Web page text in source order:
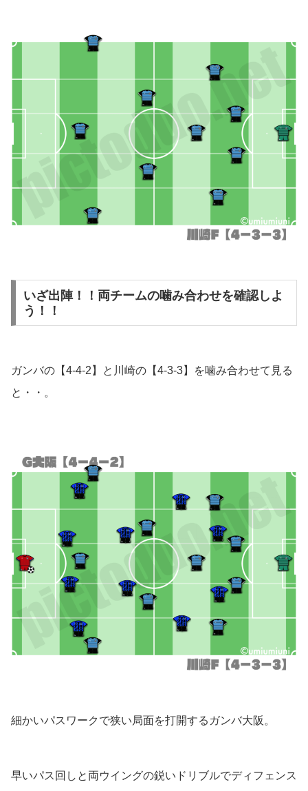
いざ出陣！！両チームの噛み合わせを確認しよ
う！！
ガンバの【4-4-2】と川崎の【4-3-3】を噛み合わせて見る
と・・。
細かいパスワークで狭い局面を打開するガンバ大阪。
早いパス回しと両ウイングの鋭いドリブルでディフェンス